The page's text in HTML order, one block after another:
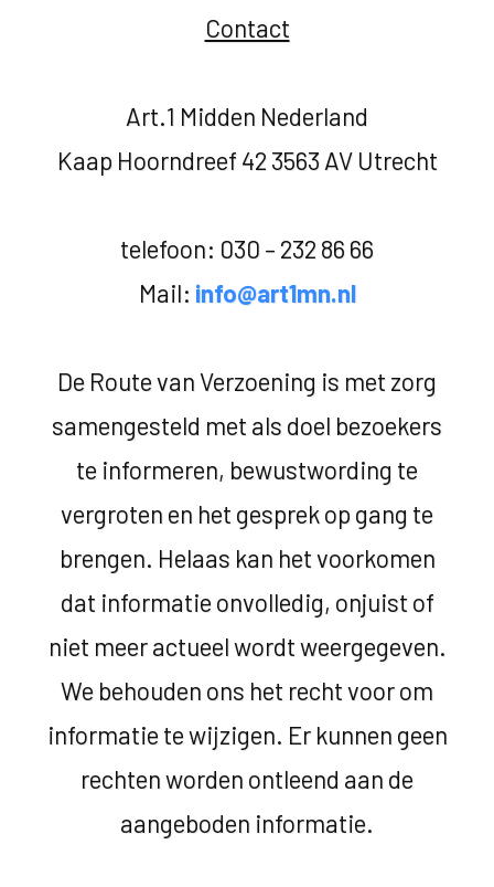
Contact
Art.1 Midden Nederland
Kaap Hoorndreef 42 3563 AV Utrecht
telefoon: 030 – 232 86 66
Mail: info@art1mn.nl
De Route van Verzoening is met zorg
samengesteld met als doel bezoekers
te informeren, bewustwording te
vergroten en het gesprek op gang te
brengen. Helaas kan het voorkomen
dat informatie onvolledig, onjuist of
niet meer actueel wordt weergegeven.
We behouden ons het recht voor om
informatie te wijzigen. Er kunnen geen
rechten worden ontleend aan de
aangeboden informatie.